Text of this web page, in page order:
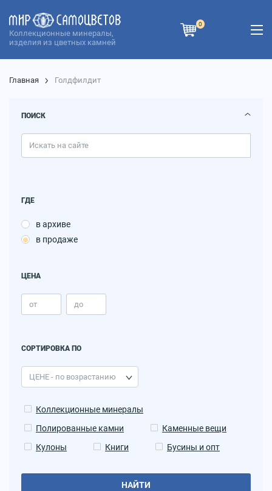
Коллекционные минералы,
изделия из цветных камней
0
Главная Голдфилдит
ПОИСК
ГДЕ
в архиве
в продаже
ЦЕНА
СОРТИРОВКА ПО
Коллекционные минералы
Полированные камни
Каменные вещи
Кулоны
Книги Бусины и опт
НАЙТИ